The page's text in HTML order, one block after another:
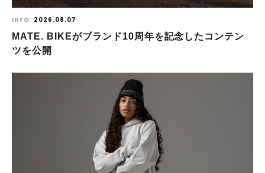
INFO 2026.08.07
MATE. BIKEがブランド10周年を記念したコンテン
ツを公開